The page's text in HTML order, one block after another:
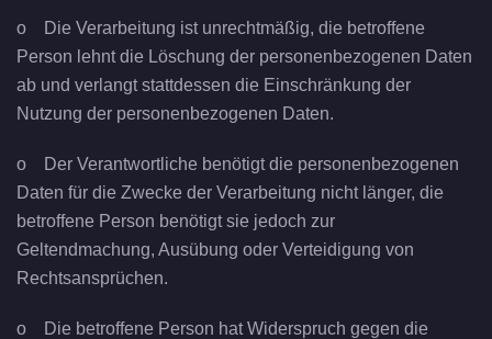
o Die Verarbeitung ist unrechtmäßig, die betroffene
Person lehnt die Löschung der personenbezogenen Daten
ab und verlangt stattdessen die Einschränkung der
Nutzung der personenbezogenen Daten.
o Der Verantwortliche benötigt die personenbezogenen
Daten für die Zwecke der Verarbeitung nicht länger, die
betroffene Person benötigt sie jedoch zur
Geltendmachung, Ausübung oder Verteidigung von
Rechtsansprüchen.
o Die betroffene Person hat Widerspruch gegen die